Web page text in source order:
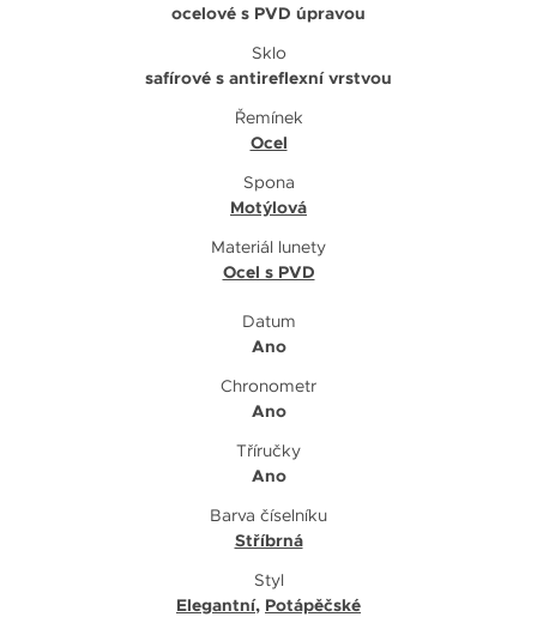
ocelové s PVD úpravou
Sklo
safírové s antireflexní vrstvou
Řemínek
Ocel
Spona
Motýlová
Materiál lunety
Ocel s PVD
Datum
Ano
Chronometr
Ano
Tříručky
Ano
Barva číselníku
Stříbrná
Styl
Elegantní, Potápěčské